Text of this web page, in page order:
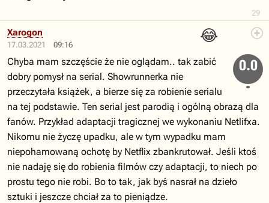
29
17.03.2021 09:16
😂
Xarogon
0.0
Chyba mam szczęście że nie oglądam.. tak zabić
dobry pomysł na serial. Showrunnerka nie
przeczytała książek, a bierze się za robienie serialu
na tej podstawie. Ten serial jest parodią i ogólną obrazą dla
fanów. Przykład adaptacji tragicznej we wykonaniu Netlifxa.
Nikomu nie życzę upadku, ale w tym wypadku mam
niepohamowaną ochotę by Netflix zbankrutował. Jeśli ktoś
nie nadaję się do robienia filmów czy adaptacji, to niech po
prostu tego nie robi. Bo to tak, jak byś nasrał na dzieło
sztuki i jeszcze chciał za to pieniądze.